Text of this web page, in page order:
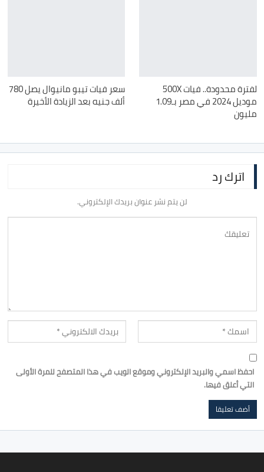
لفترة محدودة.. فيات 500X
موديل 2024 في مصر بـ1.09
مليون
سعر فيات تيبو مانيوال يصل 780
ألف جنيه بعد الزيادة الأخيرة
اترك رد
لن يتم نشر عنوان بريدك الإلكتروني.
احفظ اسمي والبريد الإلكتروني وموقع الويب في هذا المتصفح للمرة الأولى
التي أعلق فيها.